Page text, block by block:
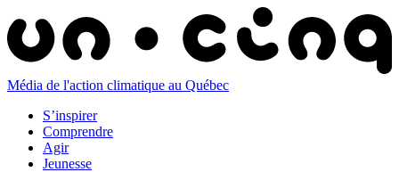
Média de l'action climatique au Québec
S’inspirer
Comprendre
Agir
Jeunesse